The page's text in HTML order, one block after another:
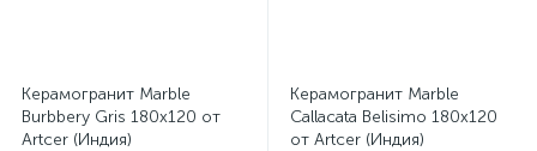
Керамогранит Marble
Burbbery Gris 180x120 от
Artcer (Индия)
Керамогранит Marble
Callacata Belisimo 180x120
от Artcer (Индия)